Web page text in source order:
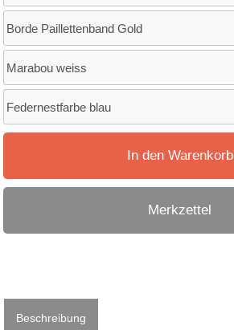
In den Warenkorb
Merkzettel
Beschreibung